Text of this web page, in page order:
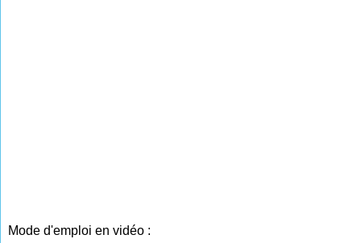
Mode d'emploi en vidéo :